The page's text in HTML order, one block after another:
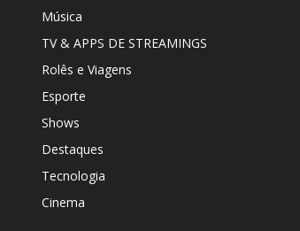
Música
TV & APPS DE STREAMINGS
Rolês e Viagens
Esporte
Shows
Destaques
Tecnologia
Cinema